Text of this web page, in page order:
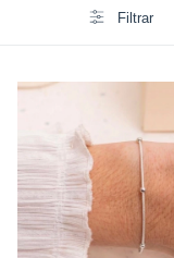
Filtrar